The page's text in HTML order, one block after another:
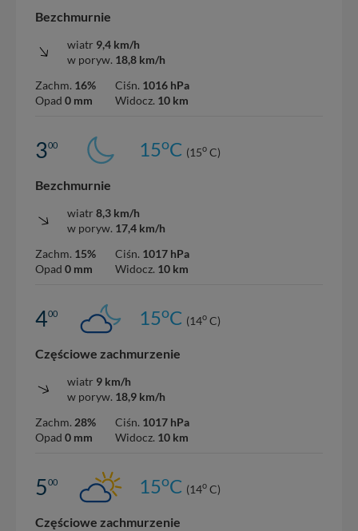
Bezchmurnie
wiatr 9,4 km/h
w poryw. 18,8 km/h
Zachm. 16%
Opad 0 mm
Ciśn. 1016 hPa
Widocz. 10 km
300 15oC (15o C)
Bezchmurnie
wiatr 8,3 km/h
w poryw. 17,4 km/h
Zachm. 15%
Opad 0 mm
Ciśn. 1017 hPa
Widocz. 10 km
400 15oC (14o C)
Częściowe zachmurzenie
wiatr 9 km/h
w poryw. 18,9 km/h
Zachm. 28%
Opad 0 mm
Ciśn. 1017 hPa
Widocz. 10 km
500 15oC (14o C)
Częściowe zachmurzenie